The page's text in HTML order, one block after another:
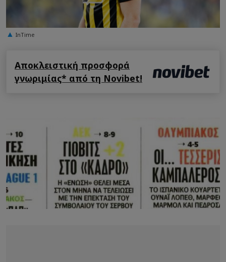
InTime
Αποκλειστική προσφορά
γνωριμίας* από τη Novibet!